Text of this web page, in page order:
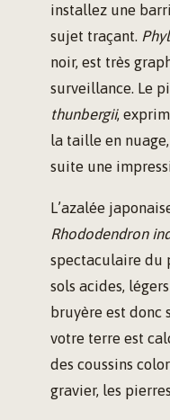
installez une
sujet traçant.
noir, est très
surveillance. Le
thunbergii,
la taille en
suite une
L’azalée
Rhododendron
spectaculaire du
sols acides,
bruyère est donc
votre terre est
des coussins
gravier, les